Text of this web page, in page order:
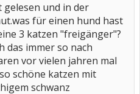
und in der
für einen hund hast
3 katzen "freigänger"?
das immer so nach
vor vielen jahren mal
schöne katzen mit
schwanz